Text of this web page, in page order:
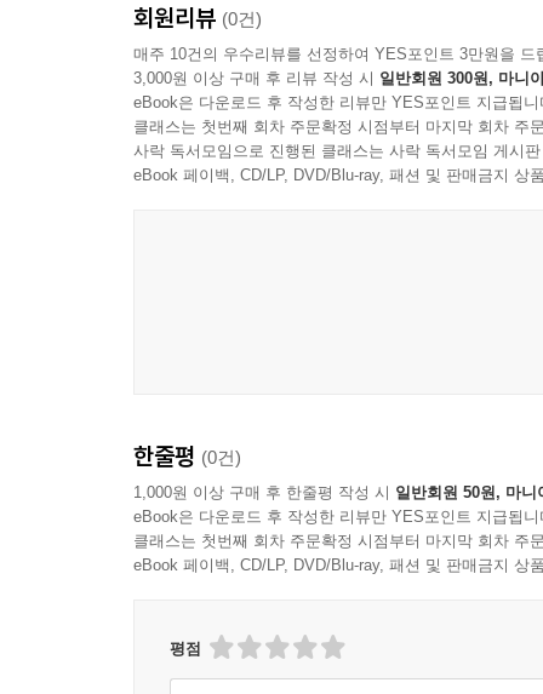
스트레스 제로
정리 요령
수납 가구는 가급적 늘리지 않는다
접을 수 있는 가구는 걸어두면 깔끔
인형은 해먹을 이용해 거실에 띄워둔다
메모지와 펜을 띄워두면 책상 위는 언제나 깔끔
비상조명등은 현관 근처에 띄워서 수납
헤어용품은 거실에 걸어놓는다
뒤죽박죽 게임기는 조인트 선반으로 해결
앉은 채 꺼낼 수 있는 수납으로 즐기는 혼자만의 시
읽던 책 수납할 공간 만들기, 한손으로 누르면
스트레스 없애기, 기억하지 않아도 되는 메시지
모든 아이디어는 읽는 부담 없이 사진과 제목만
자신없는 살림 분야부터 펼쳐보세요.
집안일 부담을 덜고 삶의 균형 찾기
리더스원의 큰글자도서는 글자가 작아 독서에 어
단행본보다 ‘120%~150%’ 확대한 책입니다.
시력이 좋지 않거나 글자가 작아 답답함을 느끼는
회원리뷰 (0건)
매주 10건의 우수리뷰를 선정하여 YES포인트 3만원을 드
3,000원 이상 구매 후 리뷰 작성 시 일반회원 300원, 마니
eBook은 다운로드 후 작성한 리뷰만 YES포인트 지급됩니
클래스는 첫번째 회차 주문확정 시점부터 마지막 회차 주
사락 독서모임으로 진행된 클래스는 사락 독서모임 게시
eBook 페이백, CD/LP, DVD/Blu-ray, 패션 및 판매금지 상
한줄평 (0건)
1,000원 이상 구매 후 한줄평 작성 시 일반회원 50원, 마니
eBook은 다운로드 후 작성한 리뷰만 YES포인트 지급됩니
클래스는 첫번째 회차 주문확정 시점부터 마지막 회차 주
eBook 페이백, CD/LP, DVD/Blu-ray, 패션 및 판매금지 상
평점